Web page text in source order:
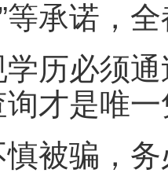
等承诺，
必须通
才是唯
骗，务